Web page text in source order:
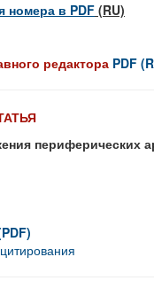
номера в PDF (RU)
редактора PDF
периферических